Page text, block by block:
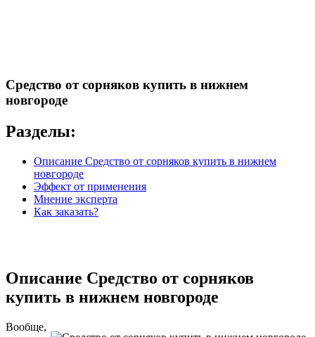
Средство от сорняков купить в нижнем
новгороде
Разделы:
Описание Средство от сорняков купить в нижнем
новгороде
Эффект от применения
Мнение эксперта
Как заказать?
Описание Средство от сорняков
купить в нижнем новгороде
Вообще,